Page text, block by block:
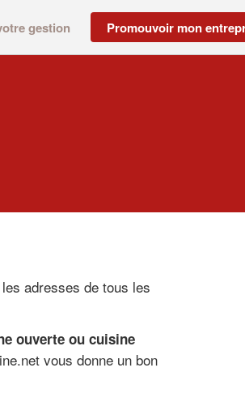
gestion Promouvoir mon
adresses de tous les
ouverte ou cuisine
vous donne un bon